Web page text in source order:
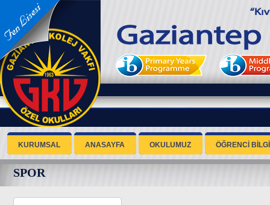
KURUMSAL ANASAYFA OKULUMUZ ÖĞRENCİ
SPOR